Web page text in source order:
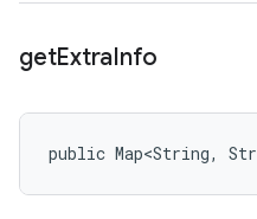
getExtraInfo
public Map<String,